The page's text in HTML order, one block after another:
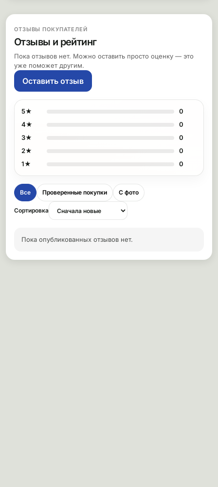
ОТЗЫВЫ ПОКУПАТЕЛЕЙ
Отзывы и рейтинг
Пока отзывов нет. Можно оставить просто оценку — это
уже поможет другим.
Оставить отзыв
5★
0
4★
0
3★
0
2★
0
1★
0
Все Проверенные покупки С фото
Сортировка
Пока опубликованных отзывов нет.